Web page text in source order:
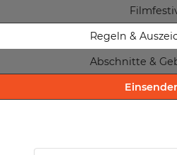
Regeln &
Abschnitte &